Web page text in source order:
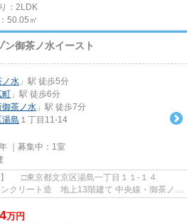
：2LDK
50.05㎡
ン御茶ノ水イースト
ノ水 」駅 徒歩5分
町 」駅 徒歩6分
御茶ノ水 」駅 徒歩7分
湯島 １丁目11-14
｜募集中： 1室
】 □東京都文京区湯島一丁目１１-１４
地上13階建て 中央線・御茶ノ水
万円